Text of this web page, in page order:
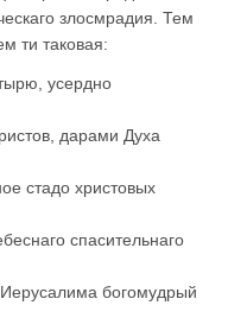
злосмрадия. Тем
ти таковая:
усердно
дарами Духа
стадо христовых
спасительнаго
богомудрый